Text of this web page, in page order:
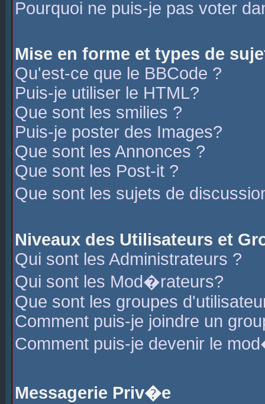
Pourquoi ne puis-je pas voter
Mise en forme et types de
Qu'est-ce que le BBCode ?
Puis-je utiliser le HTML?
Que sont les smilies ?
Puis-je poster des Images?
Que sont les Annonces ?
Que sont les Post-it ?
Que sont les sujets de
Niveaux des Utilisateurs et
Qui sont les Administrateurs ?
Qui sont les Mod�rateurs?
Que sont les groupes
Comment puis-je joindre un
Comment puis-je devenir le
Messagerie Priv�e